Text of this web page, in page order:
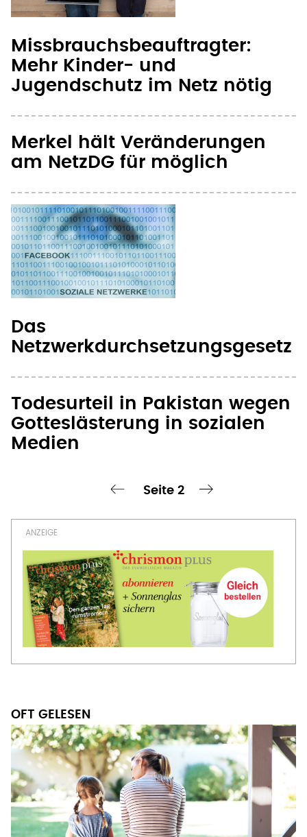
Missbrauchsbeauftragter:
Mehr Kinder- und
Jugendschutz im Netz nötig
Merkel hält Veränderungen
am NetzDG für möglich
Das
Netzwerkdurchsetzungsgesetz
Todesurteil in Pakistan wegen
Gotteslästerung in sozialen
Medien
Seitennummerierung